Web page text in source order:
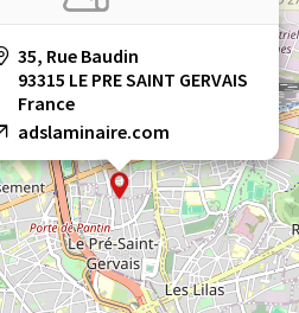
35, Rue Baudin
93315 LE PRE SAINT GERVAIS
France
adslaminaire.com